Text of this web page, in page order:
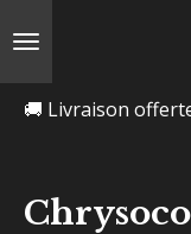
🚚 Livraison